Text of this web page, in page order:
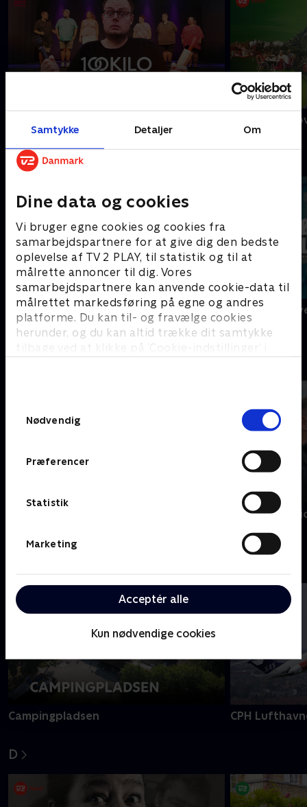
Samtykke Detaljer Om
Dine data og cookies
Vi bruger egne cookies og cookies fra
samarbejdspartnere for at give dig den bedste
oplevelse af TV 2 PLAY, til statistik og til at
målrette annoncer til dig. Vores
samarbejdspartnere kan anvende cookie-data til
målrettet markedsføring på egne og andres
platforme. Du kan til- og fravælge cookies
herunder, og du kan altid trække dit samtykke
tilbage ved at klikke på ’Cookie-indstillinger’ i
Nødvendig
Præferencer
Statistik
Marketing
Acceptér alle
Kun nødvendige cookies
50 år med
A
Ny serie
Aarhus Airport
Alle gør det
B
Bonden og
Campingpladsen CPH
D